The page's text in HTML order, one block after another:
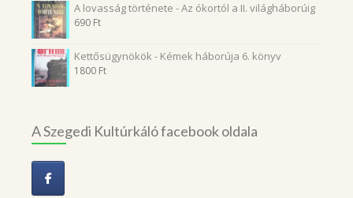
A lovasság története - Az ókortól a II. világháborúig
690 Ft
Kettősügynökök - Kémek háborúja 6. könyv
1800 Ft
A Szegedi Kultúrkáló facebook oldala